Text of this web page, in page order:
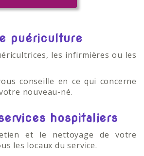
puériculture
les infirmières ou les
conseille en ce qui concerne
nouveau-né.
hospitaliers
et le nettoyage de votre
les locaux du service.